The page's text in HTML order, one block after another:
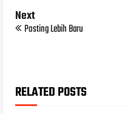
Next
Posting Lebih Baru
RELATED POSTS